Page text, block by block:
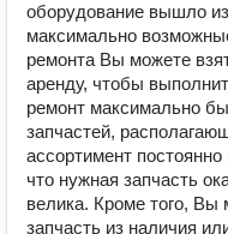
оборудование вышло
максимально
ремонта Вы можете
аренду, чтобы
ремонт максимально
запчастей,
ассортимент постоянно
что нужная запчасть
велика. Кроме того,
запчасть из наличия